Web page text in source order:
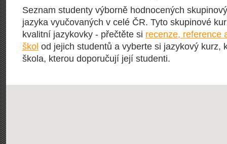
Seznam studenty výborně hodnocených
jazyka vyučovaných v celé ČR. Tyto skupinové
kvalitní jazykovky - přečtěte si recenze, reference
škol od jejich studentů a vyberte si jazykový kurz,
škola, kterou doporučují její studenti.